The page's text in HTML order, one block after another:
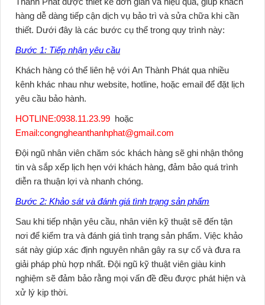
hàng dễ dàng tiếp cận dịch vụ bảo trì và sửa chữa khi cần
thiết. Dưới đây là các bước cụ thể trong quy trình này:
Bước 1: Tiếp nhận yêu cầu
Khách hàng có thể liên hệ với An Thành Phát qua nhiều
kênh khác nhau như website, hotline, hoặc email để đặt lịch
yêu cầu bảo hành.
HOTLINE:0938.11.23.99 hoặc
Email:congngheanthanhphat@gmail.com
Đội ngũ nhân viên chăm sóc khách hàng sẽ ghi nhận thông
tin và sắp xếp lịch hẹn với khách hàng, đảm bảo quá trình
diễn ra thuận lợi và nhanh chóng.
Bước 2: Khảo sát và đánh giá tình trạng sản phẩm
Sau khi tiếp nhận yêu cầu, nhân viên kỹ thuật sẽ đến tận
nơi để kiểm tra và đánh giá tình trạng sản phẩm. Việc khảo
sát này giúp xác định nguyên nhân gây ra sự cố và đưa ra
giải pháp phù hợp nhất. Đội ngũ kỹ thuật viên giàu kinh
nghiệm sẽ đảm bảo rằng mọi vấn đề đều được phát hiện và
xử lý kịp thời.